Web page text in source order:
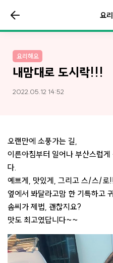
요
요리해요
내맘대로 도시락!!!
2022.05.12 14:52
오랜만에 소풍가는 길,
이른아침부터 일어나 부산스럽
다.
예쁘게, 맛있게, 그리고 스/스/
옆에서 봐달라고맘 한 기특하고
솜씨가 제법, 괜찮지요?
맛도 최고였답니다~~